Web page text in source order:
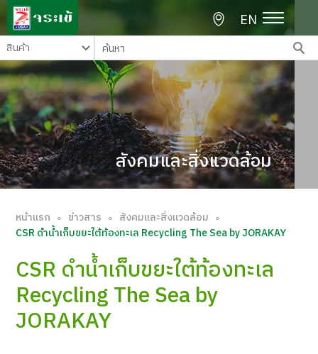
EN
สังคมและสิ่งแวดล้อม
หน้าแรก ∘ ข่าวสาร ∘ สังคมและสิ่งแวดล้อม ∘
CSR ดำน้ำเก็บขยะใต้ท้องทะเล Recycling The Sea by JORAKAY
CSR ดำน้ำเก็บขยะใต้ท้องทะเล
Recycling The Sea by
JORAKAY